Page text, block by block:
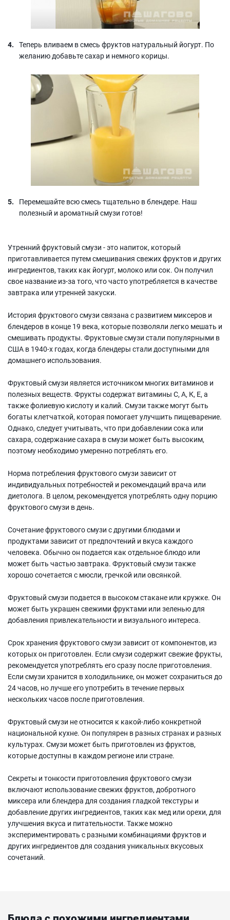
Теперь вливаем в смесь фруктов натуральный йогурт. По
желанию добавьте сахар и немного корицы.
Перемешайте всю смесь тщательно в блендере. Наш
полезный и ароматный смузи готов!
Утренний фруктовый смузи - это напиток, который
приготавливается путем смешивания свежих фруктов и других
ингредиентов, таких как йогурт, молоко или сок. Он получил
свое название из-за того, что часто употребляется в качестве
завтрака или утренней закуски.
История фруктового смузи связана с развитием миксеров и
блендеров в конце 19 века, которые позволяли легко мешать и
смешивать продукты. Фруктовые смузи стали популярными в
США в 1940-х годах, когда блендеры стали доступными для
домашнего использования.
Фруктовый смузи является источником многих витаминов и
полезных веществ. Фрукты содержат витамины C, А, К, E, а
также фолиевую кислоту и калий. Смузи также могут быть
богаты клетчаткой, которая помогает улучшить пищеварение.
Однако, следует учитывать, что при добавлении сока или
сахара, содержание сахара в смузи может быть высоким,
поэтому необходимо умеренно потреблять его.
Норма потребления фруктового смузи зависит от
индивидуальных потребностей и рекомендаций врача или
диетолога. В целом, рекомендуется употреблять одну порцию
фруктового смузи в день.
Сочетание фруктового смузи с другими блюдами и
продуктами зависит от предпочтений и вкуса каждого
человека. Обычно он подается как отдельное блюдо или
может быть частью завтрака. Фруктовый смузи также
хорошо сочетается с мюсли, гречкой или овсянкой.
Фруктовый смузи подается в высоком стакане или кружке. Он
может быть украшен свежими фруктами или зеленью для
добавления привлекательности и визуального интереса.
Срок хранения фруктового смузи зависит от компонентов, из
которых он приготовлен. Если смузи содержит свежие фрукты,
рекомендуется употреблять его сразу после приготовления.
Если смузи хранится в холодильнике, он может сохраниться до
24 часов, но лучше его употребить в течение первых
нескольких часов после приготовления.
Фруктовый смузи не относится к какой-либо конкретной
национальной кухне. Он популярен в разных странах и разных
культурах. Смузи может быть приготовлен из фруктов,
которые доступны в каждом регионе или стране.
Секреты и тонкости приготовления фруктового смузи
включают использование свежих фруктов, добротного
миксера или блендера для создания гладкой текстуры и
добавление других ингредиентов, таких как мед или орехи, для
улучшения вкуса и питательности. Также можно
экспериментировать с разными комбинациями фруктов и
других ингредиентов для создания уникальных вкусовых
сочетаний.